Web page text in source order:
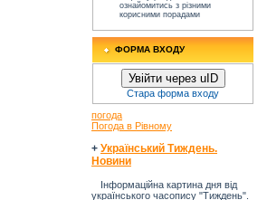
ознайомитись з різними
корисними порадами
ФОРМА ВХОДУ
Увійти через uID
Стара форма входу
погода
Погода в Рівному
+ Український Тиждень.
Новини
Інформаційна картина дня від
українського часопису "Тиждень".